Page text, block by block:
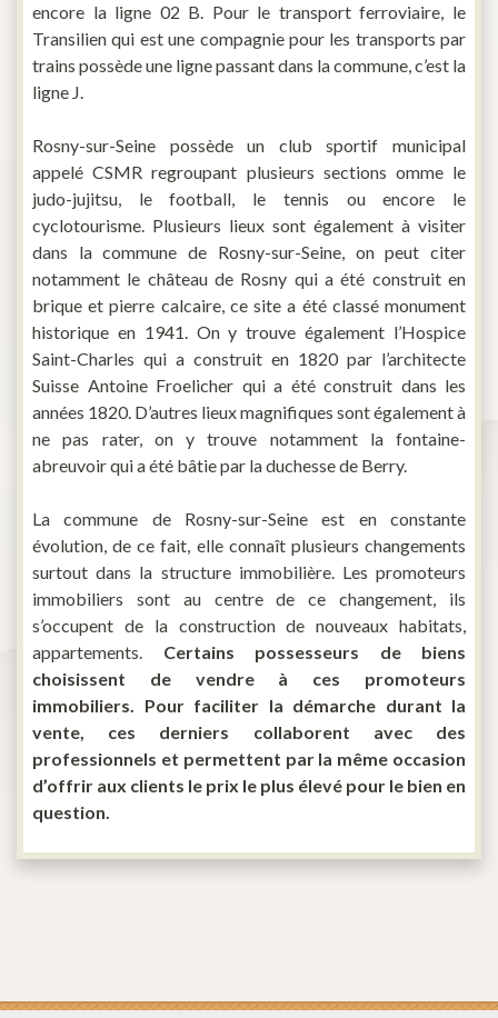
encore la ligne 02 B. Pour le transport ferroviaire, le
Transilien qui est une compagnie pour les transports par
trains possède une ligne passant dans la commune, c’est la
ligne J.
Rosny-sur-Seine possède un club sportif municipal
appelé CSMR regroupant plusieurs sections omme le
judo-jujitsu, le football, le tennis ou encore le
cyclotourisme. Plusieurs lieux sont également à visiter
dans la commune de Rosny-sur-Seine, on peut citer
notamment le château de Rosny qui a été construit en
brique et pierre calcaire, ce site a été classé monument
historique en 1941. On y trouve également l’Hospice
Saint-Charles qui a construit en 1820 par l’architecte
Suisse Antoine Froelicher qui a été construit dans les
années 1820. D’autres lieux magnifiques sont également à
ne pas rater, on y trouve notamment la fontaine-
abreuvoir qui a été bâtie par la duchesse de Berry.
La commune de Rosny-sur-Seine est en constante
évolution, de ce fait, elle connaît plusieurs changements
surtout dans la structure immobilière. Les promoteurs
immobiliers sont au centre de ce changement, ils
s’occupent de la construction de nouveaux habitats,
appartements. Certains possesseurs de biens
choisissent de vendre à ces promoteurs
immobiliers. Pour faciliter la démarche durant la
vente, ces derniers collaborent avec des
professionnels et permettent par la même occasion
d’offrir aux clients le prix le plus élevé pour le bien en
question.